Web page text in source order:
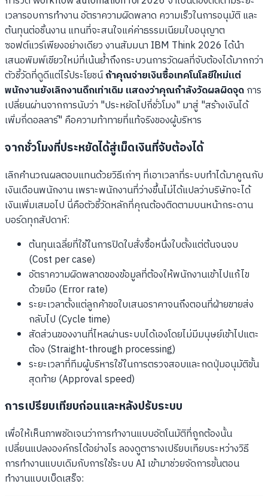
เวลารอบการทำงาน อัตราความผิดพลาด ความเร็วในการอนุมัติ และ
ต้นทุนต่อชิ้นงาน แทนที่จะสนใจแค่ค่าธรรมเนียมใบอนุญาต
ซอฟต์แวร์เพียงอย่างเดียว งานสัมมนา IBM Think 2026 ได้นำ
เสนอพิมพ์เขียวใหม่ที่เน้นย้ำถึงกระบวนการวัดผลที่จับต้องได้มากกว่า
ตัวชี้วัดที่ดูดีแต่ไร้ประโยชน์ถ้าคุณจ่ายเงินซื้อเทคโนโลยีใหม่แต่
พนักงานยังเลิกงานดึกเท่าเดิม แสดงว่าคุณกำลังวัดผลผิดจุดการ
เปลี่ยนผ่านจากการนับว่า "ประหยัดไปกี่ชั่วโมง" มาสู่ "สร้างเงินได้
เพิ่มกี่ดอลลาร์" คือความท้าทายที่แท้จริงของผู้บริหาร
จากชั่วโมงที่ประหยัดได้สู่เม็ดเงินที่จับต้องได้
เลิกคำนวณผลตอบแทนด้วยวิธีเก่าๆ ที่เอาเวลาที่ระบบทำได้มาคูณกับ
เงินเดือนพนักงาน เพราะพนักงานที่ว่างขึ้นไม่ได้แปลว่าบริษัทจะได้
เงินเพิ่มเสมอไป นี่คือตัวชี้วัดหลักที่คุณต้องติดตามบนหน้ากระดาน
บอร์ดทุกสัปดาห์:
ต้นทุนเฉลี่ยที่ใช้ในการปิดใบสั่งซื้อหนึ่งใบตั้งแต่ต้นจนจบ
(Cost per case)
อัตราความผิดพลาดของข้อมูลที่ต้องให้พนักงานเข้าไปแก้ไข
ด้วยมือ (Error rate)
ระยะเวลาตั้งแต่ลูกค้าขอใบเสนอราคาจนถึงตอนที่ฝ่ายขายส่ง
กลับไป (Cycle time)
สัดส่วนของงานที่ไหลผ่านระบบได้เองโดยไม่มีมนุษย์เข้าไปแตะ
ต้อง (Straight-through processing)
ระยะเวลาที่ทีมผู้บริหารใช้ในการตรวจสอบและกดปุ่มอนุมัติขั้น
สุดท้าย (Approval speed)
การเปรียบเทียบก่อนและหลังปรับระบบ
เพื่อให้เห็นภาพชัดเจนว่าการทำงานแบบอัตโนมัติที่ถูกต้องนั้น
เปลี่ยนแปลงองค์กรได้อย่างไร ลองดูตารางเปรียบเทียบระหว่างวิธี
การทำงานแบบเดิมกับการใช้ระบบ AI เข้ามาช่วยจัดการขั้นตอน
ทำงานแบบเบ็ดเสร็จ: